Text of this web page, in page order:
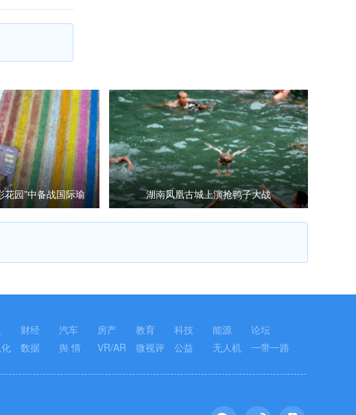
花园”中备战国际瑜
湖南凤凰古城上演抢鸭子大战
财经 汽车 房产 教育 科技 能源
论坛
数据 舆 情 VR/AR 微视评 公益 无人机 一带一路